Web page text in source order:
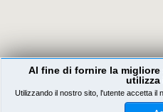
Al fine di fornire la
utilizza
Utilizzando il nostro sito, l'utente accetta il